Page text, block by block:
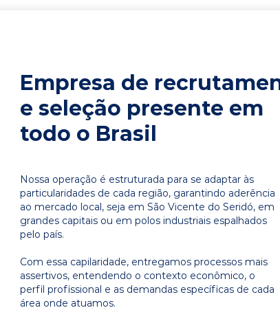
Empresa de
e seleção presente em
todo o Brasil
Nossa operação é estruturada para se adaptar às
particularidades de cada região, garantindo aderência
ao mercado local, seja em São Vicente do Seridó, em
grandes capitais ou em polos industriais espalhados
pelo país.
Com essa capilaridade, entregamos processos mais
assertivos, entendendo o contexto econômico, o
perfil profissional e as demandas específicas de cada
área onde atuamos.